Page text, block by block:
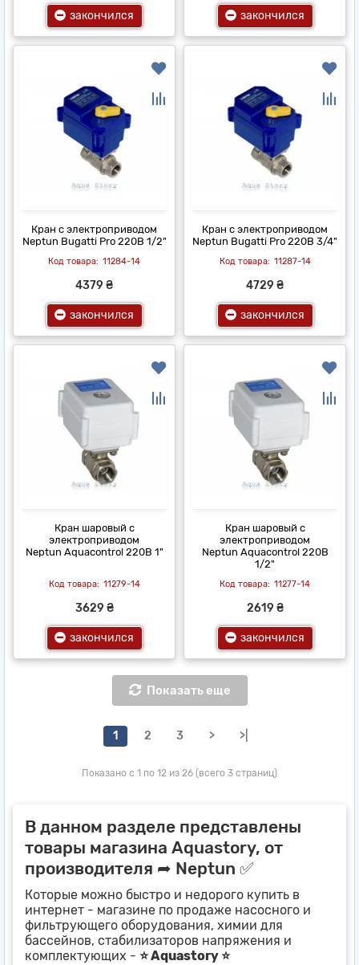
закончился закончился
Кран с электроприводом
Neptun Bugatti Pro 220В 1/2"
11284-14
4379 ₴
закончился
Кран с электроприводом
Neptun Bugatti Pro 220В 3/4"
11287-14
4729 ₴
закончился
Кран шаровый с
электроприводом
Neptun Aquacontrol 220В 1"
11279-14
3629 ₴
закончился
Кран шаровый с
электроприводом
Neptun Aquacontrol 220В
1/2"
11277-14
2619 ₴
закончился
Показать еще
1 2 3 > >|
Показано с 1 по 12 из 26 (всего 3 страниц)
В данном разделе представлены
товары магазина Aquastory, от
производителя ➦ Neptun ✅
Которые можно быстро и недорого купить в
интернет - магазине по продаже насосного и
фильтрующего оборудования, химии для
бассейнов, стабилизаторов напряжения и
комплектующих - ⭐ Aquastory ⭐